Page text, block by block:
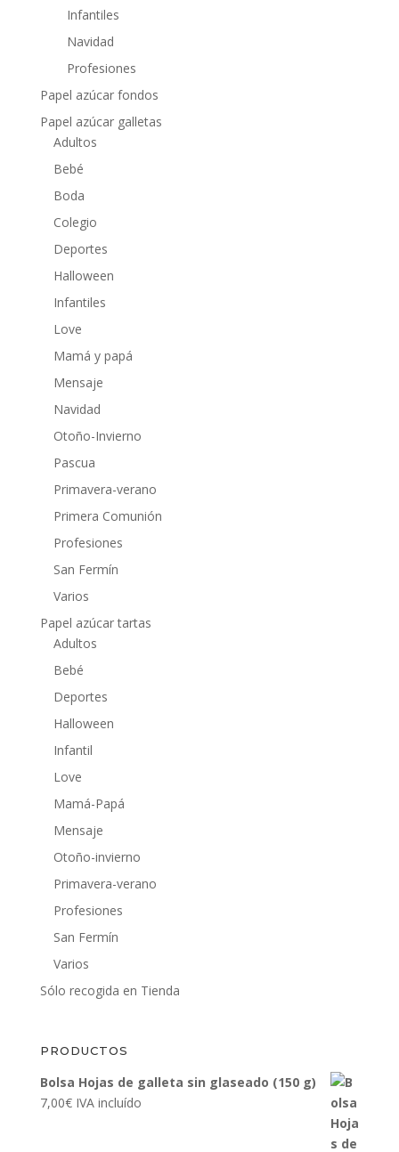
Infantiles
Navidad
Profesiones
Papel azúcar fondos
Papel azúcar galletas
Adultos
Bebé
Boda
Colegio
Deportes
Halloween
Infantiles
Love
Mamá y papá
Mensaje
Navidad
Otoño-Invierno
Pascua
Primavera-verano
Primera Comunión
Profesiones
San Fermín
Varios
Papel azúcar tartas
Adultos
Bebé
Deportes
Halloween
Infantil
Love
Mamá-Papá
Mensaje
Otoño-invierno
Primavera-verano
Profesiones
San Fermín
Varios
Sólo recogida en Tienda
PRODUCTOS
Bolsa Hojas de galleta sin glaseado (150 g)
7,00€ IVA incluído